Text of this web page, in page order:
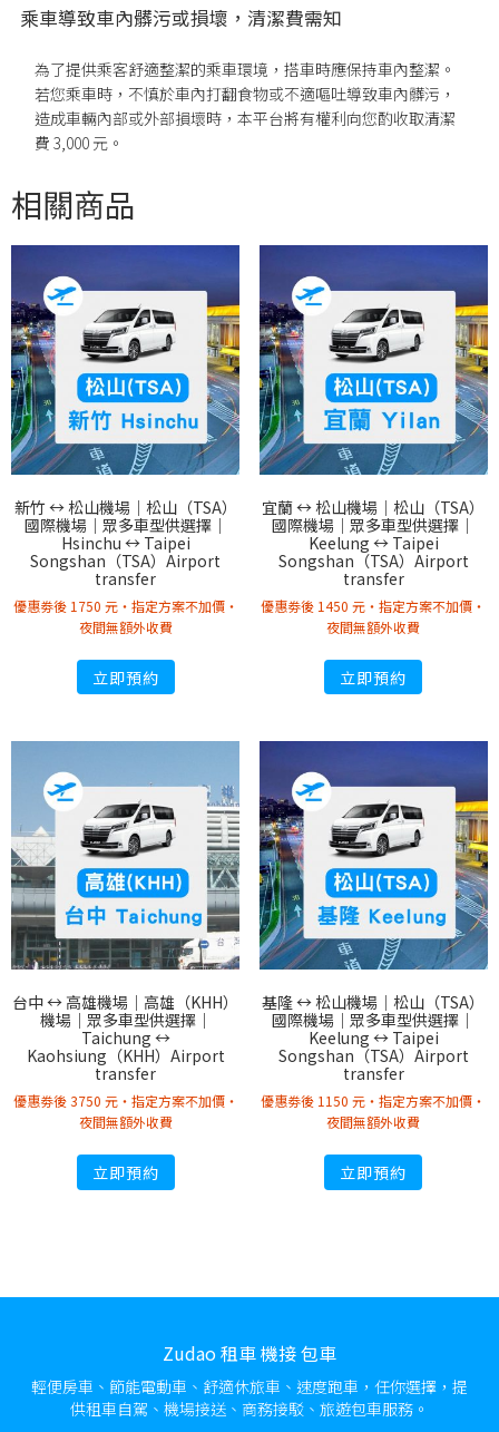
乘車導致車內髒污或損壞，清潔費需知
為了提供乘客舒適整潔的乘車環境，搭車時應保持車內整潔。
若您乘車時，不慎於車內打翻食物或不適嘔吐導致車內髒污，
造成車輛內部或外部損壞時，本平台將有權利向您酌收取清潔
費 3,000 元。
相關商品
新竹 ↔︎ 松山機場｜松山（TSA）
國際機場｜眾多車型供選擇｜
Hsinchu ↔︎ Taipei
Songshan（TSA）Airport
transfer
優惠劵後 1750 元・指定方案不加價・
夜間無額外收費
立即預約
宜蘭 ↔︎ 松山機場｜松山（TSA）
國際機場｜眾多車型供選擇｜
Keelung ↔︎ Taipei
Songshan（TSA）Airport
transfer
優惠劵後 1450 元・指定方案不加價・
夜間無額外收費
立即預約
台中 ↔︎ 高雄機場｜高雄（KHH）
機場｜眾多車型供選擇｜
Taichung ↔︎
Kaohsiung（KHH）Airport
transfer
優惠劵後 3750 元・指定方案不加價・
夜間無額外收費
立即預約
基隆 ↔︎ 松山機場｜松山（TSA）
國際機場｜眾多車型供選擇｜
Keelung ↔︎ Taipei
Songshan（TSA）Airport
transfer
優惠劵後 1150 元・指定方案不加價・
夜間無額外收費
立即預約
Zudao 租車 機接 包車
輕便房車、節能電動車、舒適休旅車、速度跑車，任你選擇，提
供租車自駕、機場接送、商務接駁、旅遊包車服務。